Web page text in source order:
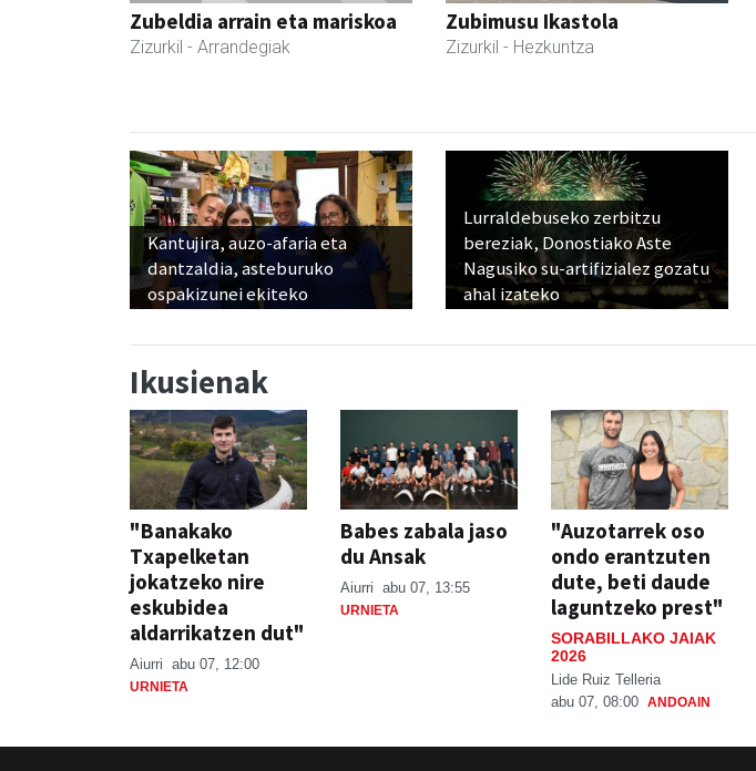
Zubeldia arrain eta mariskoa
Zizurkil - Arrandegiak
Zubimusu Ikastola
Zizurkil - Hezkuntza
Kantujira, auzo-afaria eta
dantzaldia, asteburuko
ospakizunei ekiteko
Lurraldebuseko zerbitzu
bereziak, Donostiako Aste
Nagusiko su-artifizialez gozatu
ahal izateko
Ikusienak
"Banakako
Txapelketan
jokatzeko nire
eskubidea
aldarrikatzen dut"
Aiurri abu 07, 12:00
URNIETA
Babes zabala jaso
du Ansak
Aiurri abu 07, 13:55
URNIETA
"Auzotarrek oso
ondo erantzuten
dute, beti daude
laguntzeko prest"
SORABILLAKO JAIAK
2026
Lide Ruiz Telleria
abu 07, 08:00 ANDOAIN